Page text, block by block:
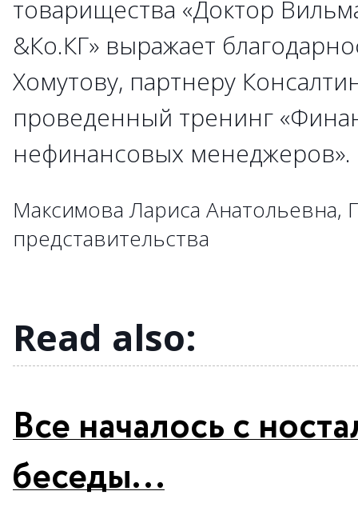
товарищества «Доктор
&Ко.КГ» выражает
Хомутову, партнеру
проведенный тренинг
нефинансовых
Максимова Лариса Анатольевна,
представительства
→
→
→
→
→
→
→
→
→
→
→
→
→
→
→
→
→
→
→
→
→
→
→
→
→
Read also:
Все началось с
беседы...